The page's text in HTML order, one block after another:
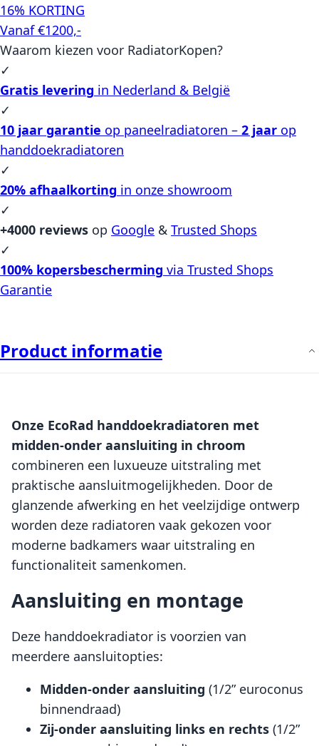
16% KORTING
Vanaf €1200,-
Waarom kiezen voor RadiatorKopen?
✓
Gratis levering in Nederland & België
✓
10 jaar garantie op paneelradiatoren – 2 jaar op
handdoekradiatoren
✓
20% afhaalkorting in onze showroom
✓
+4000 reviews op Google & Trusted Shops
✓
100% kopersbescherming via Trusted Shops
Garantie
Product informatie
Onze EcoRad handdoekradiatoren met
midden-onder aansluiting in chroom
combineren een luxueuze uitstraling met
praktische aansluitmogelijkheden. Door de
glanzende afwerking en het veelzijdige ontwerp
worden deze radiatoren vaak gekozen voor
moderne badkamers waar uitstraling en
functionaliteit samenkomen.
Aansluiting en montage
Deze handdoekradiator is voorzien van
meerdere aansluitopties:
Midden-onder aansluiting (1/2” euroconus
binnendraad)
Zij-onder aansluiting links en rechts (1/2”